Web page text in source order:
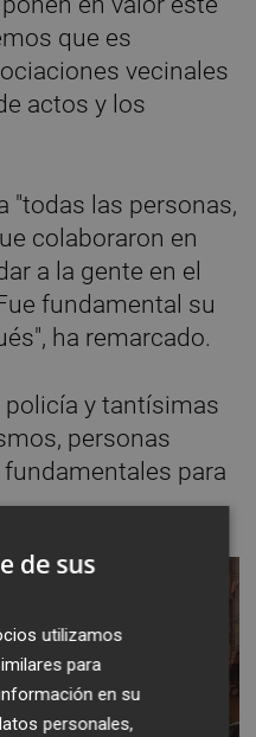
que es
vecinales
actos y los
"todas las personas,
colaboraron en
a la gente en el
fundamental su
ha remarcado.
policía y tantísimas
personas
para
de sus
utilizamos
para
en su
personales,